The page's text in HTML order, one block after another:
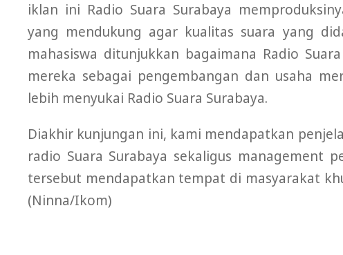
iklan ini Radio Suara Surabaya
yang mendukung agar kualitas suara yang
mahasiswa ditunjukkan bagaimana Radio
mereka sebagai pengembangan dan usaha
lebih menyukai Radio Suara Surabaya.
Diakhir kunjungan ini, kami mendapatkan
radio Suara Surabaya sekaligus management
tersebut mendapatkan tempat di masyarakat
(Ninna/Ikom)